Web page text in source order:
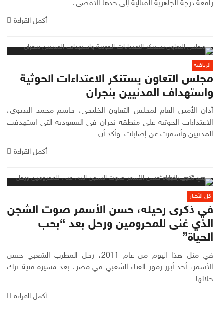
رافعة درجة الجاهزية القتالية إلى حدها الأقصى،...
أكمل القراءة
الرياضة
مجلس التعاون يستنكر الاعتداءات الحوثية
واستهداف المدنيين بنجران
أدان الأمين العام لمجلس التعاون الخليجي، جاسم محمد البديوي،
الاعتداءات الحوثية على منطقة نجران في السعودية التي استهدفت
المدنيين وأسفرت عن إصابات. وأكد أن...
أكمل القراءة
كل الأخبار
في ذكرى رحيله، حسن الأسمر صوت الشجن
الذي غنى للمحرومين ورحل بعد “بحب
الحياة”
في مثل هذا اليوم من عام 2011، رحل المطرب الشعبي حسن
الأسمر، أحد أبرز رموز الغناء الشعبي في مصر، بعد مسيرة فنية ترك
خلالها...
أكمل القراءة